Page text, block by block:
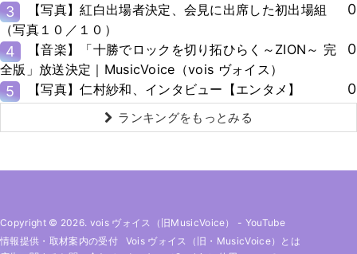
3
【写真】紅白出場者決定、会見に出席した初出場組
（写真１０／１０）
0
4
【音楽】「十勝でロックを切り拓ひらく～ZION～ 完
全版」放送決定｜MusicVoice（vois ヴォイス）
0
5 【写真】仁村紗和、インタビュー【エンタメ】 0
ランキングをもっとみる
Copyright © 2026. vois ヴォイス（旧MusicVoice） - YouTube
情報提供・取材案内の受付
Vois ヴォイス（旧・MusicVoice）とは